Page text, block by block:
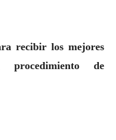
recibir los mejores
de